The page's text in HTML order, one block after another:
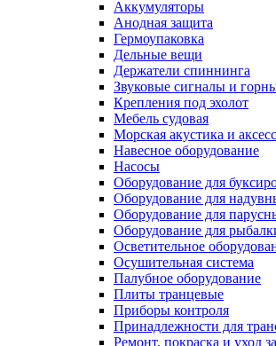
Аккумуляторы
Анодная защита
Гермоупаковка
Дельные вещи
Держатели спиннинга
Звуковые сигналы и
Крепления под эхолот
Мебель судовая
Морская акустика и
Навесное оборудование
Насосы
Оборудование для
Оборудование для
Оборудование для
Оборудование для
Осветительное
Осушительная система
Палубное оборудование
Плиты транцевые
Приборы контроля
Принадлежности для
Ремонт, покраска и уход